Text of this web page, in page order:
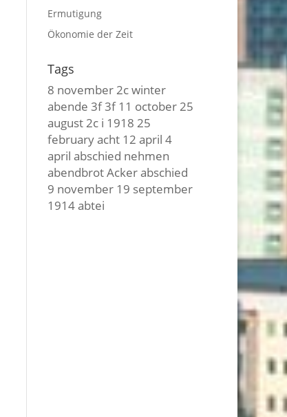
Ermutigung
Ökonomie der Zeit
Tags
8 november2c winter
abende 3f 3f11 october25
august2c i 1918 25
februaryacht 12 april 4
april abschied nehmen
abendbrotAckerabschied
9 november 19 september
1914abtei